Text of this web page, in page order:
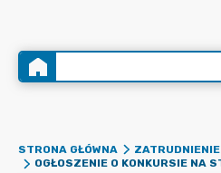
STRONA GŁÓWNA
ZATRUDNIENIE